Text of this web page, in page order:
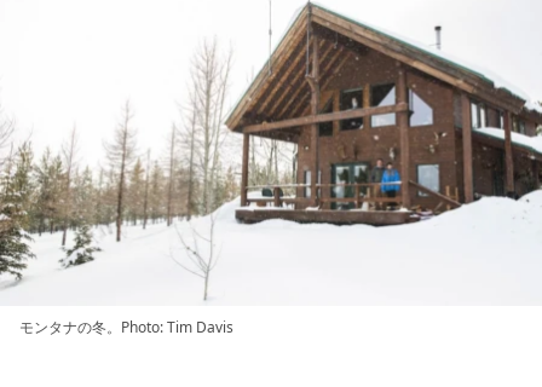
モンタナの冬。Photo: Tim Davis